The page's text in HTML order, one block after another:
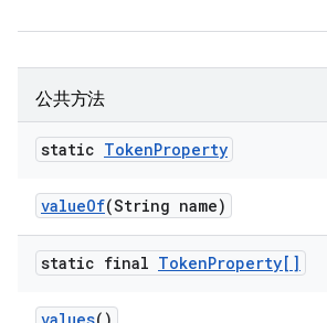
公共方法
static TokenProperty
valueOf(String name)
static final TokenProperty[]